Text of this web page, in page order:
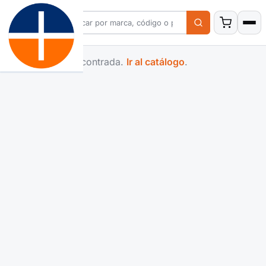
Familia no encontrada. Ir al catálogo.